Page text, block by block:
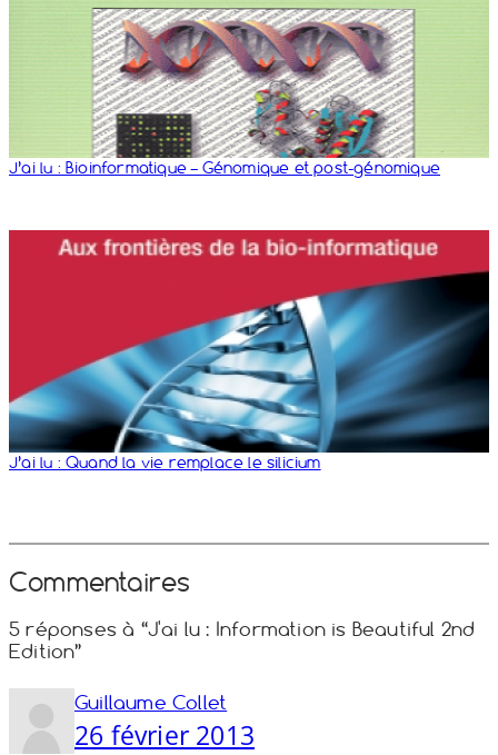
J’ai lu : Bioinformatique – Génomique et post-​génomique
J’ai lu : Quand la vie remplace le silicium
Commentaires
5 réponses à “J'ai lu : Information is Beautiful 2nd
Edition”
Guillaume Collet
26 février 2013